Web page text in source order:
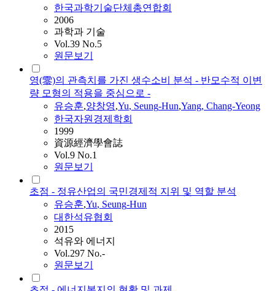
한국과학기술단체총연합회
2006
과학과 기술
Vol.39 No.5
원문보기
영(零)의 관측치를 가진 생수소비 분석 - 반모수적 이변
량 모형의 적용을 중심으로 -
유승훈,양창영,Yu, Seung-Hun,Yang, Chang-Yeong
한국자원경제학회
1999
資源經濟學會誌
Vol.9 No.1
원문보기
초점 - 정유산업의 국민경제적 지위 및 역할 분석
유승훈,Yu, Seung-Hun
대한석유협회
2015
석유와 에너지
Vol.297 No.-
원문보기